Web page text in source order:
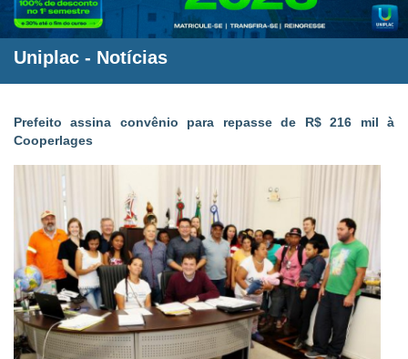
Uniplac - Notícias
Prefeito assina convênio para repasse de R$ 216 mil à
Cooperlages